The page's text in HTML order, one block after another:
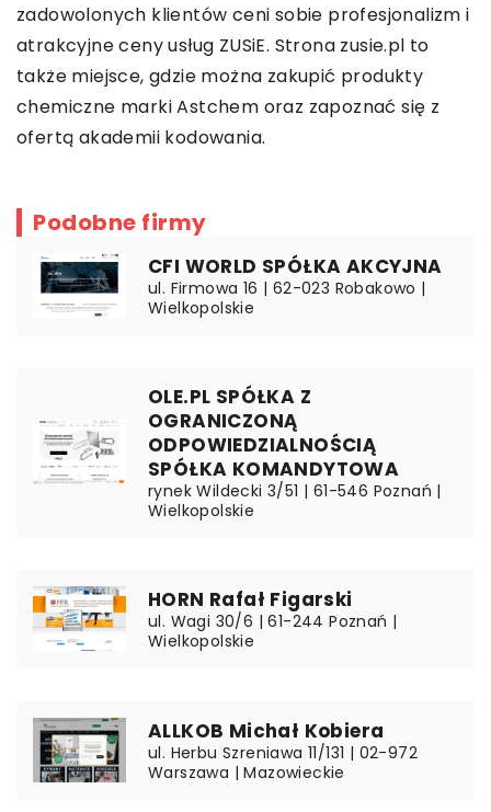
zadowolonych klientów ceni sobie profesjonalizm i
atrakcyjne ceny usług ZUSiE. Strona zusie.pl to
także miejsce, gdzie można zakupić produkty
chemiczne marki Astchem oraz zapoznać się z
ofertą akademii kodowania.
Podobne firmy
CFI WORLD SPÓŁKA AKCYJNA
ul. Firmowa 16 | 62-023 Robakowo |
Wielkopolskie
OLE.PL SPÓŁKA Z
OGRANICZONĄ
ODPOWIEDZIALNOŚCIĄ
SPÓŁKA KOMANDYTOWA
rynek Wildecki 3/51 | 61-546 Poznań |
Wielkopolskie
HORN Rafał Figarski
ul. Wagi 30/6 | 61-244 Poznań |
Wielkopolskie
ALLKOB Michał Kobiera
ul. Herbu Szreniawa 11/131 | 02-972
Warszawa | Mazowieckie